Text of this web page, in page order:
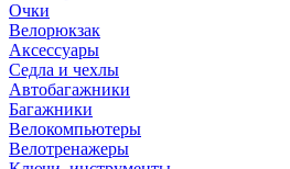
Очки
Велорюкзак
Аксессуары
Седла и чехлы
Автобагажники
Багажники
Велокомпьютеры
Велотренажеры